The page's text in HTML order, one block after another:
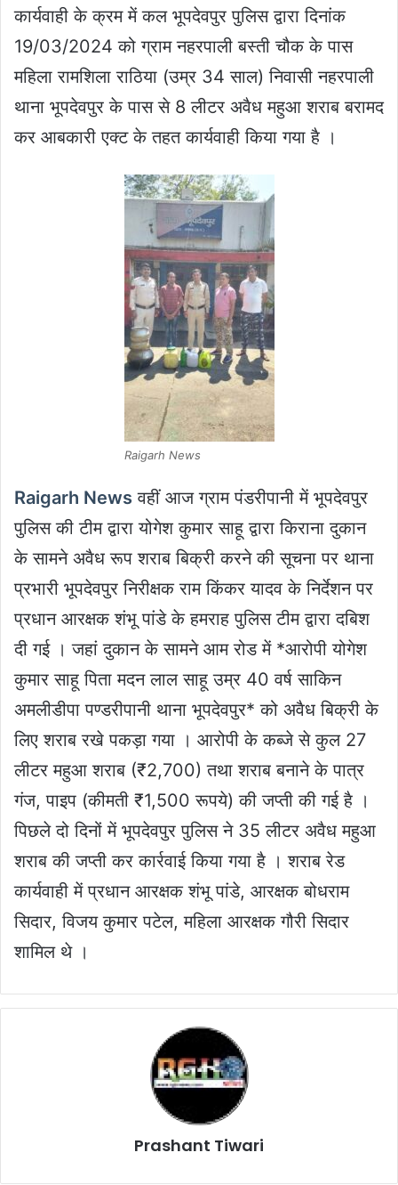
कार्यवाही के क्रम में कल भूपदेवपुर पुलिस द्वारा दिनांक
19/03/2024 को ग्राम नहरपाली बस्ती चौक के पास
महिला रामशिला राठिया (उम्र 34 साल) निवासी नहरपाली
थाना भूपदेवपुर के पास से 8 लीटर अवैध महुआ शराब बरामद
कर आबकारी एक्ट के तहत कार्यवाही किया गया है ।
Raigarh News
Raigarh News वहीं आज ग्राम पंडरीपानी में भूपदेवपुर
पुलिस की टीम द्वारा योगेश कुमार साहू द्वारा किराना दुकान
के सामने अवैध रूप शराब बिक्री करने की सूचना पर थाना
प्रभारी भूपदेवपुर निरीक्षक राम किंकर यादव के निर्देशन पर
प्रधान आरक्षक शंभू पांडे के हमराह पुलिस टीम द्वारा दबिश
दी गई । जहां दुकान के सामने आम रोड में *आरोपी योगेश
कुमार साहू पिता मदन लाल साहू उम्र 40 वर्ष साकिन
अमलीडीपा पण्डरीपानी थाना भूपदेवपुर* को अवैध बिक्री के
लिए शराब रखे पकड़ा गया । आरोपी के कब्जे से कुल 27
लीटर महुआ शराब (₹2,700) तथा शराब बनाने के पात्र
गंज, पाइप (कीमती ₹1,500 रूपये) की जप्ती की गई है ।
पिछले दो दिनों में भूपदेवपुर पुलिस ने 35 लीटर अवैध महुआ
शराब की जप्ती कर कार्रवाई किया गया है । शराब रेड
कार्यवाही में प्रधान आरक्षक शंभू पांडे, आरक्षक बोधराम
सिदार, विजय कुमार पटेल, महिला आरक्षक गौरी सिदार
शामिल थे ।
Prashant Tiwari